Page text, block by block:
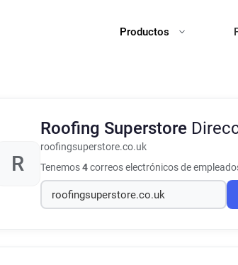
Productos
R
Roofing Superstore
roofingsuperstore.co.uk
Tenemos4correos electrónicos de